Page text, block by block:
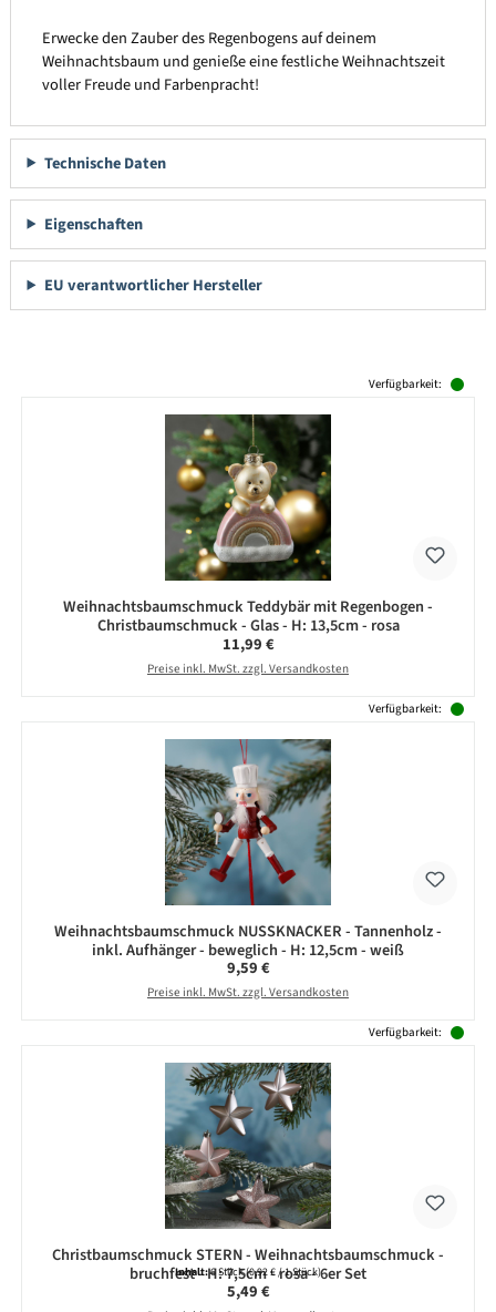
Erwecke den Zauber des Regenbogens auf deinem
Weihnachtsbaum und genieße eine festliche Weihnachtszeit
voller Freude und Farbenpracht!
Technische Daten
Eigenschaften
EU verantwortlicher Hersteller
Verfügbarkeit:
Weihnachtsbaumschmuck Teddybär mit Regenbogen -
Christbaumschmuck - Glas - H: 13,5cm - rosa
Regulärer Preis:
11,99 €
Preise inkl. MwSt. zzgl. Versandkosten
Verfügbarkeit:
Weihnachtsbaumschmuck NUSSKNACKER - Tannenholz -
inkl. Aufhänger - beweglich - H: 12,5cm - weiß
Regulärer Preis:
9,59 €
Preise inkl. MwSt. zzgl. Versandkosten
Verfügbarkeit:
Christbaumschmuck STERN - Weihnachtsbaumschmuck -
bruchfest - H: 7,5cm - rosa - 6er Set
Inhalt:6 Stück(0,92 € / 1 Stück)
Regulärer Preis:
5,49 €